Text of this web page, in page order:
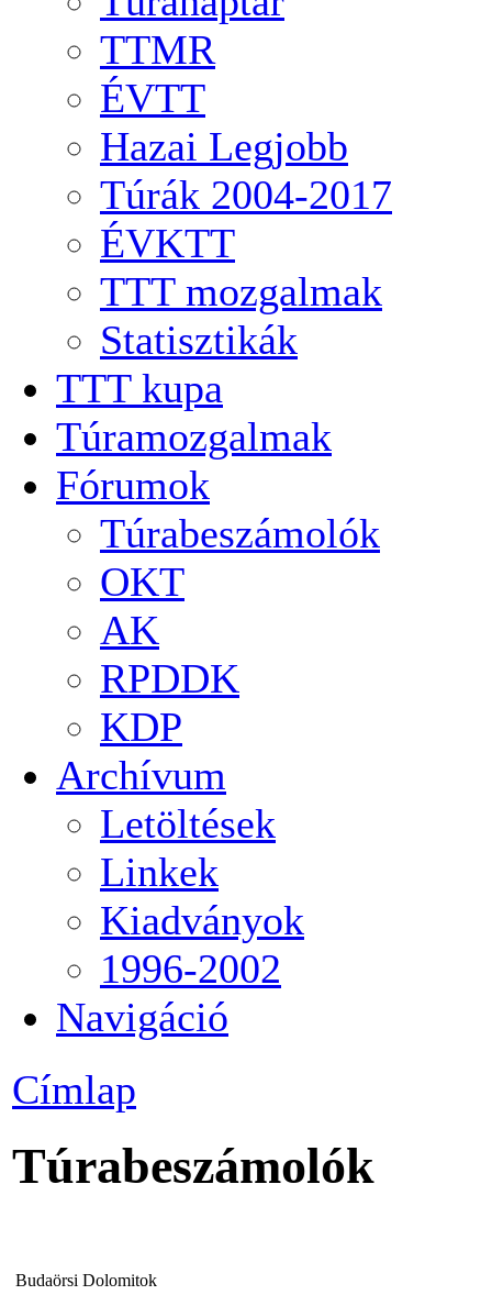
TTMR
ÉVTT
Hazai Legjobb
Túrák 2004-2017
ÉVKTT
TTT mozgalmak
Statisztikák
TTT kupa
Túramozgalmak
Fórumok
Túrabeszámolók
OKT
AK
RPDDK
KDP
Archívum
Letöltések
Linkek
Kiadványok
1996-2002
Navigáció
Címlap
Túrabeszámolók
Budaörsi Dolomitok